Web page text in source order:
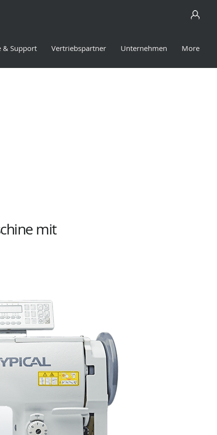
& Support Vertriebspartner Unternehmen More
mit